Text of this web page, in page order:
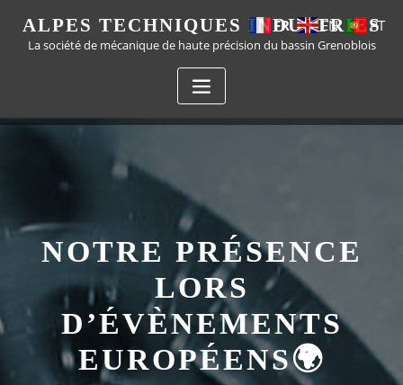
ALPES TECHNIQUES INDUSTRIES
La société de mécanique de haute précision du bassin Grenoblois
NOTRE PRÉSENCE
LORS
D’ÉVÈNEMENTS
EUROPÉENS🌍
FR EN PT